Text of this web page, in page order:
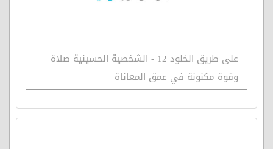
على طريق الخلود 12 - الشخصية الحسينية صلاة
وقوة مكنونة في عمق المعاناة